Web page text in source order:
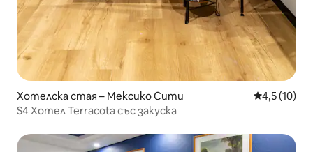
Хотелска стая – Мексико Сити Средна
4,5 (10)
S4 Хотел Terracota със закуска